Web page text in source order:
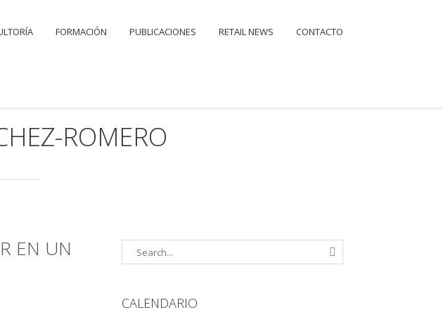
FORMACIÓN PUBLICACIONES RETAIL NEWS CONTACTO
ROMERO
EN UN
CALENDARIO